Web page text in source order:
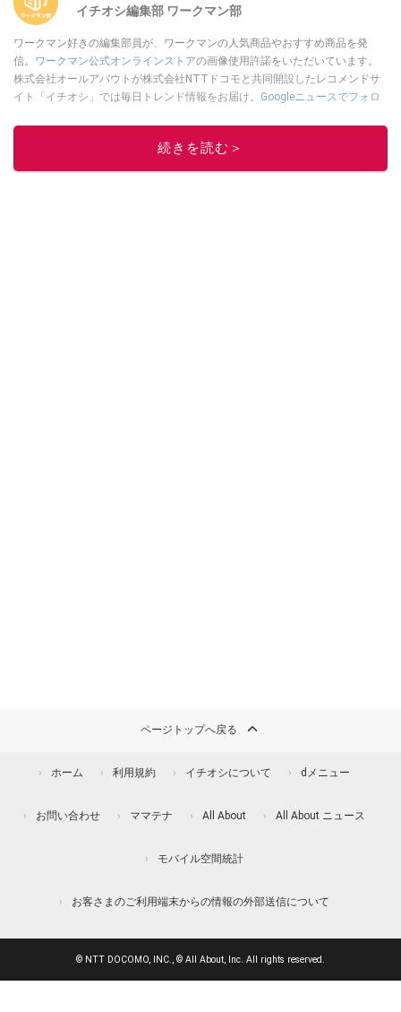
イチオシ編集部 ワークマン部
ワークマン好きの編集部員が、ワークマンの人気商品やおすすめ商品を発
信。 ワークマン公式オンラインストアの画像使用許諾をいただいています。
株式会社オールアバウトが株式会社NTTドコモと共同開設したレコメンドサ
イト「イチオシ」では毎日トレンド情報をお届け。 Googleニュースでフォロ
このイチオシストの他の記事を読む
続きを読む＞
ページトップへ戻る
ホーム 利用規約 イチオシについて dメニュー
お問い合わせ ママテナ All About All About ニュース
モバイル空間統計
お客さまのご利用端末からの情報の外部送信について
© NTT DOCOMO, INC., © All About, Inc. All rights reserved.